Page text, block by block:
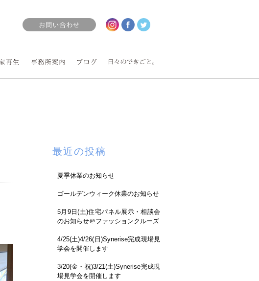
最近の投稿
夏季休業のお知らせ
ゴールデンウィーク休業のお知らせ
5月9日(土)住宅パネル展示・相談会
のお知らせ＠ファッションクルーズ
4/25(土)4/26(日)Synerise完成現場見
学会を開催します
3/20(金・祝)3/21(土)Synerise完成現
場見学会を開催します